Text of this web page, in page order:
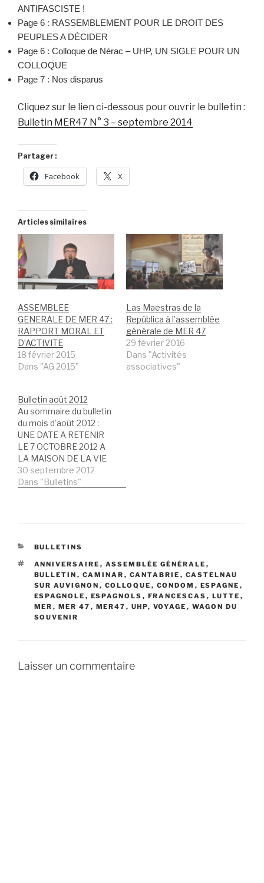
ANTIFASCISTE !
Page 6 : RASSEMBLEMENT POUR LE DROIT DES
PEUPLES A DÉCIDER
Page 6 : Colloque de Nérac – UHP, UN SIGLE POUR UN
COLLOQUE
Page 7 : Nos disparus
Cliquez sur le lien ci-dessous pour ouvrir le bulletin :
Bulletin MER47 N° 3 – septembre 2014
Partager :
Facebook X
Articles similaires
ASSEMBLEE
GENERALE DE MER 47 :
RAPPORT MORAL ET
D’ACTIVITE
18 février 2015
Dans "AG 2015"
Las Maestras de la
República à l’assemblée
générale de MER 47
29 février 2016
Dans "Activités
associatives"
Bulletin août 2012
Au sommaire du bulletin
du mois d'août 2012 :
UNE DATE A RETENIR
LE 7 OCTOBRE 2012 A
LA MAISON DE LA VIE
ASSOCIATIVE
Les évènements marqu
COLLEGE GERMILLAC
15 décembre 2011 LE
SITE DE MER
47 REDÉMARRE MER…
30 septembre 2012
Dans "Bulletins"
CATÉGORIES
BULLETINS
ÉTIQUETTES
ANNIVERSAIRE , ASSEMBLÉE GÉNÉRALE ,
BULLETIN , CAMINAR , CANTABRIE , CASTELNAU
SUR AUVIGNON , COLLOQUE , CONDOM , ESPAGNE ,
ESPAGNOLE , ESPAGNOLS , FRANCESCAS , LUTTE ,
MER , MER 47 , MER47 , UHP, VOYAGE , WAGON DU
SOUVENIR
Laisser un commentaire